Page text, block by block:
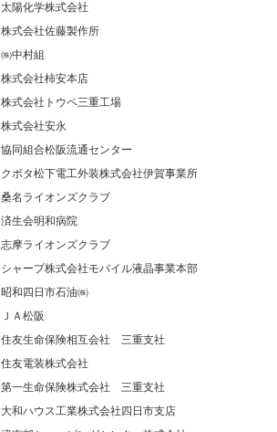
太陽化学株式会社
株式会社佐藤製作所
㈱中村組
株式会社柿安本店
株式会社トウペ三重工場
株式会社安永
協同組合松阪流通センター
クボタ松下電工外装株式会社伊賀事業所
桑名ライオンズクラブ
済生会明和病院
志摩ライオンズクラブ
シャープ株式会社モバイル液晶事業本部
昭和四日市石油㈱
ＪＡ松阪
住友生命保険相互会社 三重支社
住友電装株式会社
第一生命保険株式会社 三重支社
大和ハウス工業株式会社四日市支店